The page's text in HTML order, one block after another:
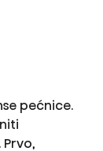
pećnice.